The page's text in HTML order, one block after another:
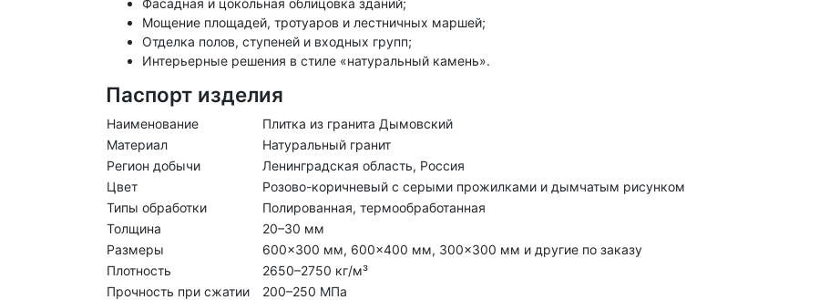
Фасадная и цокольная облицовка зданий;
Мощение площадей, тротуаров и лестничных маршей;
Отделка полов, ступеней и входных групп;
Интерьерные решения в стиле «натуральный камень».
Паспорт изделия
Наименование
Плитка из гранита Дымовский
Материал
Натуральный гранит
Регион добычи
Ленинградская область, Россия
Цвет
Розово-коричневый с серыми прожилками и дымчатым рисунком
Типы обработки
Полированная, термообработанная
Толщина
20–30 мм
Размеры
600×300 мм, 600×400 мм, 300×300 мм и другие по заказу
Плотность
2650–2750 кг/м³
Прочность при сжатии
200–250 МПа